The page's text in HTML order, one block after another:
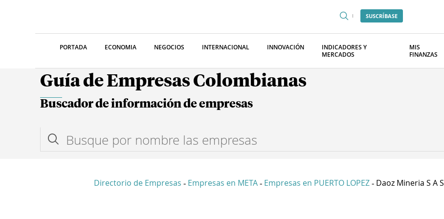
SUSCRÍBASE
PORTADA ECONOMIA NEGOCIOS INTERNACIONAL INNOVACIÓN
INDICADORES Y
MERCADOS
MIS
FINANZAS
Guía de Empresas Colombianas
Buscador de información de empresas
Directorio de Empresas - Empresas en META - Empresas en PUERTO LOPEZ - Daoz Mineria S A S